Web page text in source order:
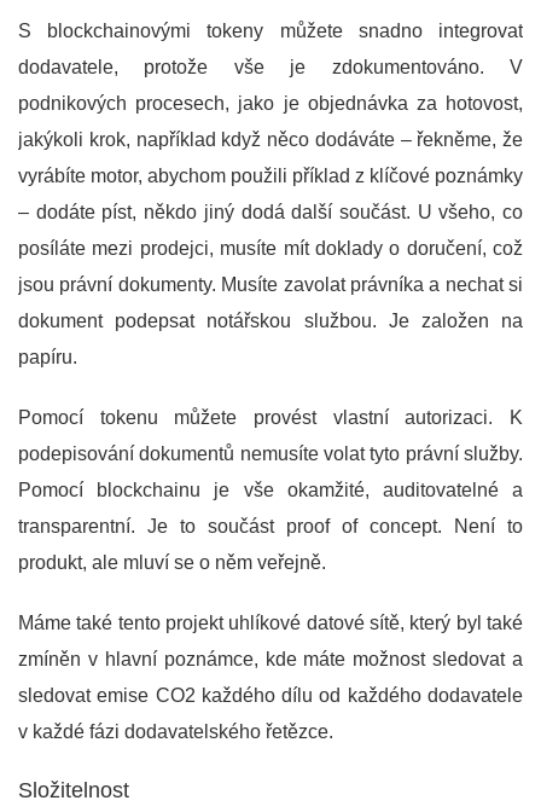
S blockchainovými tokeny můžete snadno integrovat
dodavatele, protože vše je zdokumentováno. V
podnikových procesech, jako je objednávka za hotovost,
jakýkoli krok, například když něco dodáváte – řekněme, že
vyrábíte motor, abychom použili příklad z klíčové poznámky
– dodáte píst, někdo jiný dodá další součást. U všeho, co
posíláte mezi prodejci, musíte mít doklady o doručení, což
jsou právní dokumenty. Musíte zavolat právníka a nechat si
dokument podepsat notářskou službou. Je založen na
papíru.
Pomocí tokenu můžete provést vlastní autorizaci. K
podepisování dokumentů nemusíte volat tyto právní služby.
Pomocí blockchainu je vše okamžité, auditovatelné a
transparentní. Je to součást proof of concept. Není to
produkt, ale mluví se o něm veřejně.
Máme také tento projekt uhlíkové datové sítě, který byl také
zmíněn v hlavní poznámce, kde máte možnost sledovat a
sledovat emise CO2 každého dílu od každého dodavatele
v každé fázi dodavatelského řetězce.
Složitelnost